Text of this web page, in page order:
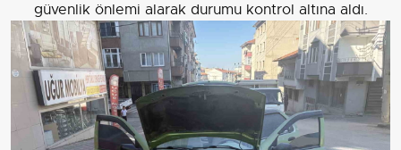
güvenlik önlemi alarak durumu kontrol altına aldı.